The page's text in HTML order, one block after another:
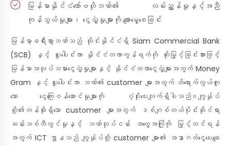
မြန်မာနိုင်ငံတော်ဗဟိုဘဏ်၏ လမ်းညွှန်မှုနှင့်အညီ
ကုန်သွယ်မှုများ၊ ငွေလွှဲမှုများကို ချောမွေ့စေခြင်း
မြန်မာ့ခရီးသွားဘဏ်သည် ထိုင်းနိုင်ငံရှိ Siam Commercial Bank
(SCB) နှင့် ပူးပေါင်းကာ နိုင်ငံတကာကွန်ရက်ကို တိုးမြှင့်ခြင်းအားဖြင့်
မြန်မာအလုပ်သမားငွေလွှဲမှုများနှင့် နိုင်ငံတကာငွေလွှဲများအတွက် Money
Gram နှင့် ပူးပေါင်းကာ ဘဏ်၏ customer များအတွက် ထိရောက်လွယ်ကူ
သော ငွေကြေးဝန်ဆောင်မှုများကို ပံ့ပိုးပေးလျက်ရှိပါသည်။ကျွန်ုပ်
တို့၏တန်ဖိုးရှိသော customer များအတွက် ဒစ်ဂျစ်တယ်ပိုင်းဆိုင်ရာ
ဆန်းသစ်တီထွင်မှုနှင့် ဘဏ်လုပ်ငန်း အတွေ့အကြုံကို မြှင့်တင်ရန်
အတွက် ICT ဌာနသည် ကျွန်ုပ်တို့ customer များ၏ အနာဂတ်ငွေပေးချေ